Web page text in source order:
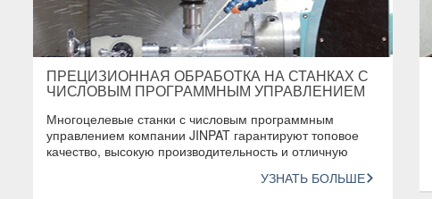
ПРЕЦИЗИОННАЯ ОБРАБОТКА НА СТАНКАХ С
ЧИСЛОВЫМ ПРОГРАММНЫМ УПРАВЛЕНИЕМ
Многоцелевые станки с числовым программным
управлением компании JINPAT гарантируют топовое
качество, высокую производительность и отличную
УЗНАТЬ БОЛЬШЕ